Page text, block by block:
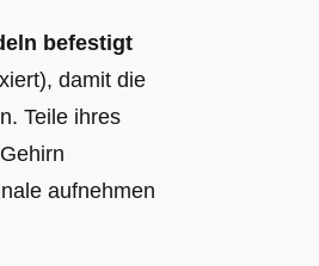
befestigt
damit die
Teile ihres
aufnehmen